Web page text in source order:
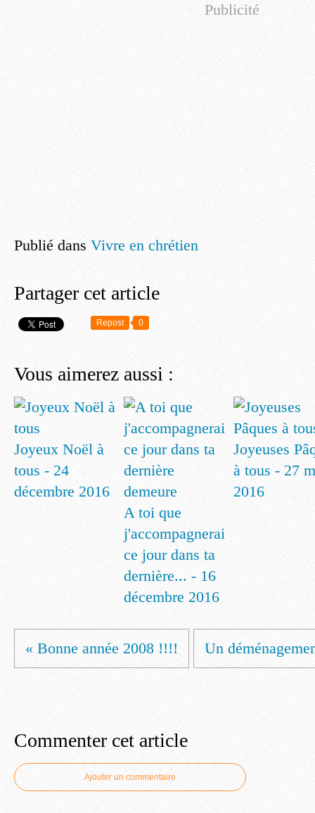
Publicité
Publié dans Vivre en chrétien
Partager cet article
Repost 0
Vous aimerez aussi :
Joyeux Noël à
tous - 24
décembre 2016
A toi que
j'accompagnerai
ce jour dans ta
dernière... - 16
décembre 2016
Joyeuses
à tous - 27
2016
« Bonne année 2008 !!!! Un
Commenter cet article
Ajouter un commentaire